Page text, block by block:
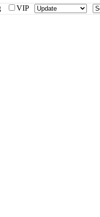
VIP